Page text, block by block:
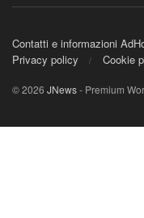
Contatti e informazioni
Privacy policy
Cookie
© 2026 JNews- Premium